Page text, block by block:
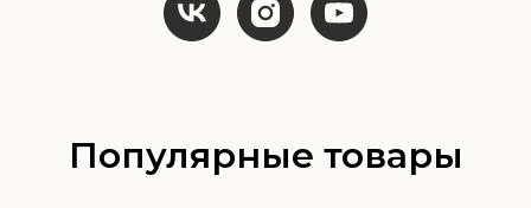
Популярные товары